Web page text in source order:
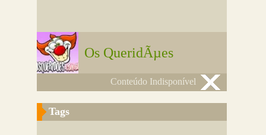
Os QueridÃµes
Conteúdo Indisponível
Tags